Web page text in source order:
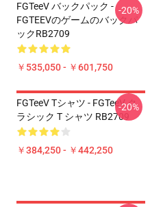
FGTeeV バックパック -
FGTEEVのゲームのバックパ
ックRB2709
￥535,050 - ￥601,750
-20%
FGTeeV Tシャツ - FGTeeV ク
ラシック T シャツ RB2709
￥384,250 - ￥442,250
-20%